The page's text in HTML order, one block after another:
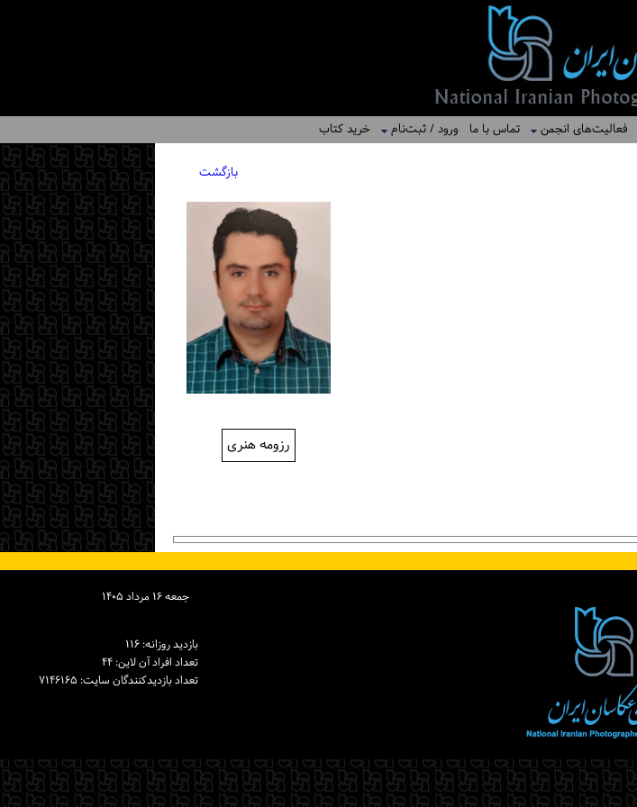
فعالیت‌های انجمن تماس با ما ورود / ثبت‌نام خرید کتاب
بازگشت
رزومه هنری
جمعه ۱۶ مرداد ۱۴۰۵
بازدید روزانه: ۱۱۶
تعداد افراد آن لاین: ۴۴
تعداد بازدیدكنندگان سایت: ۷۱۴۶۱۶۵